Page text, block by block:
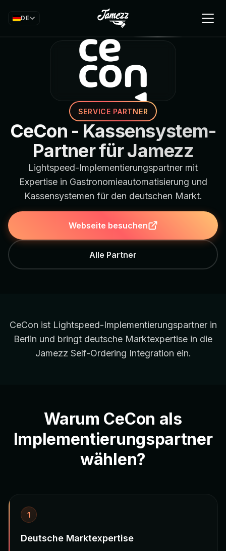
DE
SERVICE PARTNER
CeCon - Kassensystem-
Partner für Jamezz
Lightspeed-Implementierungspartner mit
Expertise in Gastronomieautomatisierung und
Kassensystemen für den deutschen Markt.
Webseite besuchen
Alle Partner
CeCon ist Lightspeed-Implementierungspartner in
Berlin und bringt deutsche Marktexpertise in die
Jamezz Self-Ordering Integration ein.
Warum CeCon als
Implementierungspartner
wählen?
1
Deutsche Marktexpertise